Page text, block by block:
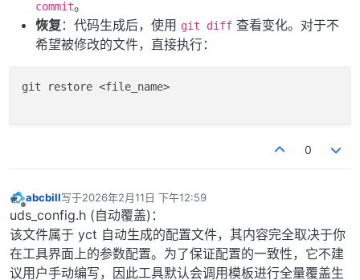
commit。
恢复 ：代码生成后，使用 git diff 查看变化。对于不
希望被修改的文件，直接执行：
git restore <file_name>
0
离线
abcbill写于2026年2月11日 下午12:59
最后由 编辑
uds_config.h (自动覆盖)：
该文件属于 yct 自动生成的配置文件，其内容完全取决于你
在工具界面上的参数配置。为了保证配置的一致性，它不建
议用户手动编写，因此工具默认会调用模板进行全量覆盖生